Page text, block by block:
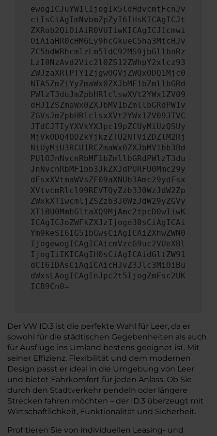
ewogICJuYW1lIjogIk5ldHdvcmtFcnJv
ciIsCiAgImNvbmZpZyI6IHsKICAgICJt
ZXRob2QiOiAiR0VUIiwKICAgICJ1cmwi
OiAiaHR0cHM6Ly9hcGkueC5ha3MtcHJv
ZC5hdWRhcmlzLm5ldC92MS9jbGllbnRz
LzI0NzAvd2Vic2l0ZS12ZWhpY2xlcz93
ZWJzaXRlPTY1ZjgwOGVjZWQxODQ1Mjc0
NTA5ZmZiYyZmaWx0ZXJbMF1bZmllbGRd
PWlzT3duJmZpbHRlclswXVt2YWx1ZV09
dHJ1ZSZmaWx0ZXJbMV1bZmllbGRdPW1v
ZGVsJmZpbHRlclsxXVt2YWx1ZV09JTVC
JTdCJTIyYXVkYXJpc19pZCUyMiUzQSUy
MjVkODQ4ODZkYjkzZTU2NTViZDZlM2Rj
NiUyMiU3RCU1RCZmaWx0ZXJbMV1bb3Bd
PUlOJnNvcnRbMF1bZmllbGRdPWlzT3du
JnNvcnRbMF1bb3JkZXJdPURFU0Mmc29y
dFsxXVtmaWVsZF09aXNUb3Amc29ydFsx
XVtvcmRlcl09REVTQyZzb3J0WzJdW2Zp
ZWxkXT1wcmljZSZzb3J0WzJdW29yZGVy
XT1BU0MmbGltaXQ9MjAmc2tpcD0wIiwK
ICAgICJoZWFkZXJzIjoge30sCiAgICAi
Ym9keSI6IG51bGwsCiAgICAiZXhwZWN0
IjogewogICAgICAicmVzcG9uc2VUeXBl
IjogIiIKICAgIH0sCiAgICAidGltZW91
dCI6IDAsCiAgICAicHJvZ3Jlc3MiOiBu
dWxsLAogICAgInJpc2t5IjogZmFsc2UK
ICB9Cn0=
Der VW ID.3 ist die perfekte Wahl für Leer, da er
sowohl für die städtischen Gegebenheiten als auch
für Ausflüge ins Umland bestens geeignet ist. Mit
seiner Effizienz, Flexibilität und dem modernen
Design passt er ideal in die Umgebung von Leer
und bietet Fahrkomfort für jeden Anlass. Ob Sie
durch den Stadtverkehr pendeln oder längere
Strecken fahren möchten – der ID.3 überzeugt mit
Wirtschaftlichkeit, Funktionalität und Sicherheit.
Profitieren Sie von individuellen Leasing- und